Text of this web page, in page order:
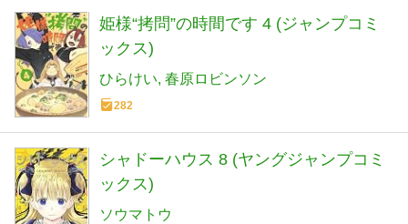
姫様“拷問”の時間です 4 (ジャンプコミ
ックス)
ひらけい 春原ロビンソン
282
シャドーハウス 8 (ヤングジャンプコミ
ックス)
ソウマトウ